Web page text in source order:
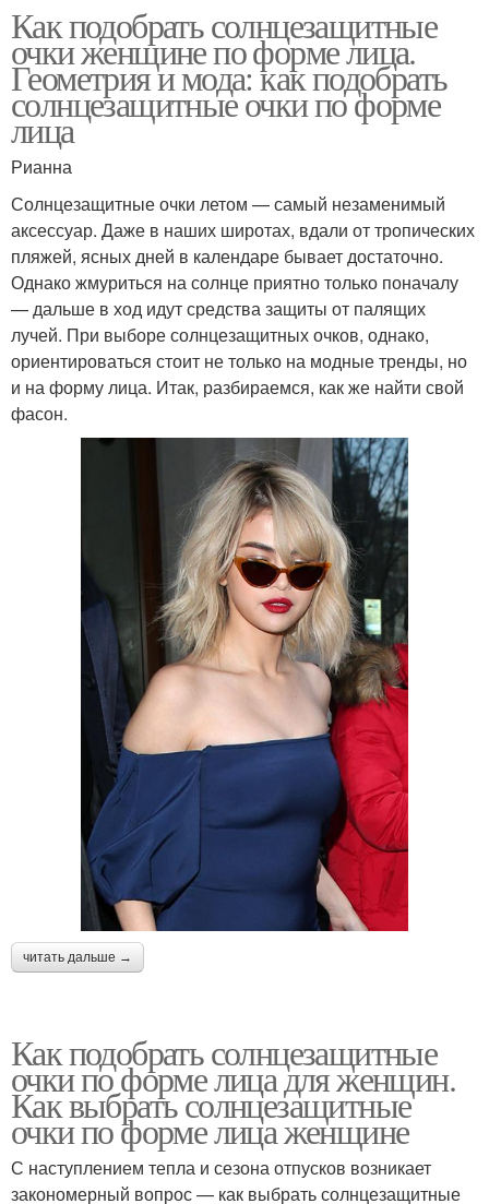
Как подобрать солнцезащитные
очки женщине по форме лица.
Геометрия и мода: как подобрать
солнцезащитные очки по форме
лица
Рианна
Солнцезащитные очки летом — самый незаменимый
аксессуар. Даже в наших широтах, вдали от тропических
пляжей, ясных дней в календаре бывает достаточно.
Однако жмуриться на солнце приятно только поначалу
— дальше в ход идут средства защиты от палящих
лучей. При выборе солнцезащитных очков, однако,
ориентироваться стоит не только на модные тренды, но
и на форму лица. Итак, разбираемся, как же найти свой
фасон.
читать дальше →
Как подобрать солнцезащитные
очки по форме лица для женщин.
Как выбрать солнцезащитные
очки по форме лица женщине
С наступлением тепла и сезона отпусков возникает
закономерный вопрос — как выбрать солнцезащитные